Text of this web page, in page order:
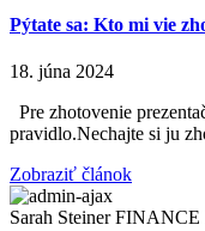
Pýtate sa: Kto mi vie
18. júna 2024
Pre zhotovenie
pravidlo.Nechajte si ju
Zobraziť článok
Sarah SteinerFINANCE